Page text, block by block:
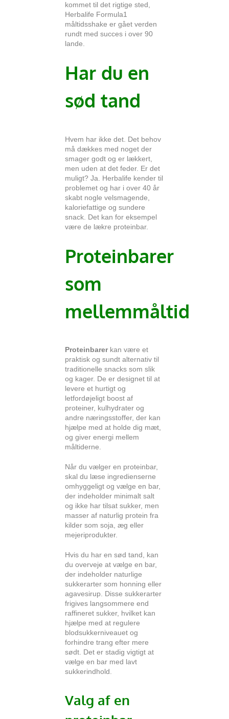
kommet til det rigtige sted,
Herbalife Formula1
måltidsshake er gået verden
rundt med succes i over 90
lande.
Har du en
sød tand
Hvem har ikke det. Det behov
må dækkes med noget der
smager godt og er lækkert,
men uden at det feder. Er det
muligt? Ja. Herbalife kender til
problemet og har i over 40 år
skabt nogle velsmagende,
kaloriefattige og sundere
snack. Det kan for eksempel
være de lækre proteinbar.
Proteinbarer
som
mellemmåltid
Proteinbarerkan være et
praktisk og sundt alternativ til
traditionelle snacks som slik
og kager. De er designet til at
levere et hurtigt og
letfordøjeligt boost af
proteiner, kulhydrater og
andre næringsstoffer, der kan
hjælpe med at holde dig mæt,
og giver energi mellem
måltiderne.
Når du vælger en proteinbar,
skal du læse ingredienserne
omhyggeligt og vælge en bar,
der indeholder minimalt salt
og ikke har tilsat sukker, men
masser af naturlig protein fra
kilder som soja, æg eller
mejeriprodukter.
Hvis du har en sød tand, kan
du overveje at vælge en bar,
der indeholder naturlige
sukkerarter som honning eller
agavesirup. Disse sukkerarter
frigives langsommere end
raffineret sukker, hvilket kan
hjælpe med at regulere
blodsukkerniveauet og
forhindre trang efter mere
sødt. Det er stadig vigtigt at
vælge en bar med lavt
sukkerindhold.
Valg af en